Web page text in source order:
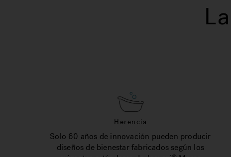
Herencia
Solo 60 años de innovación pueden producir
diseños de bienestar fabricados según los